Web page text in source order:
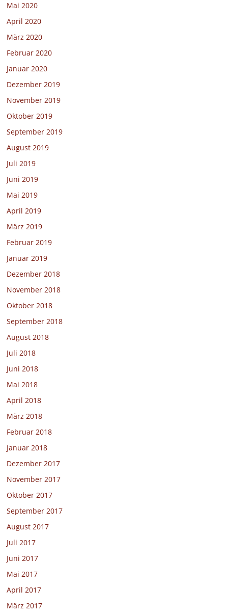
Mai 2020
April 2020
März 2020
Februar 2020
Januar 2020
Dezember 2019
November 2019
Oktober 2019
September 2019
August 2019
Juli 2019
Juni 2019
Mai 2019
April 2019
März 2019
Februar 2019
Januar 2019
Dezember 2018
November 2018
Oktober 2018
September 2018
August 2018
Juli 2018
Juni 2018
Mai 2018
April 2018
März 2018
Februar 2018
Januar 2018
Dezember 2017
November 2017
Oktober 2017
September 2017
August 2017
Juli 2017
Juni 2017
Mai 2017
April 2017
März 2017